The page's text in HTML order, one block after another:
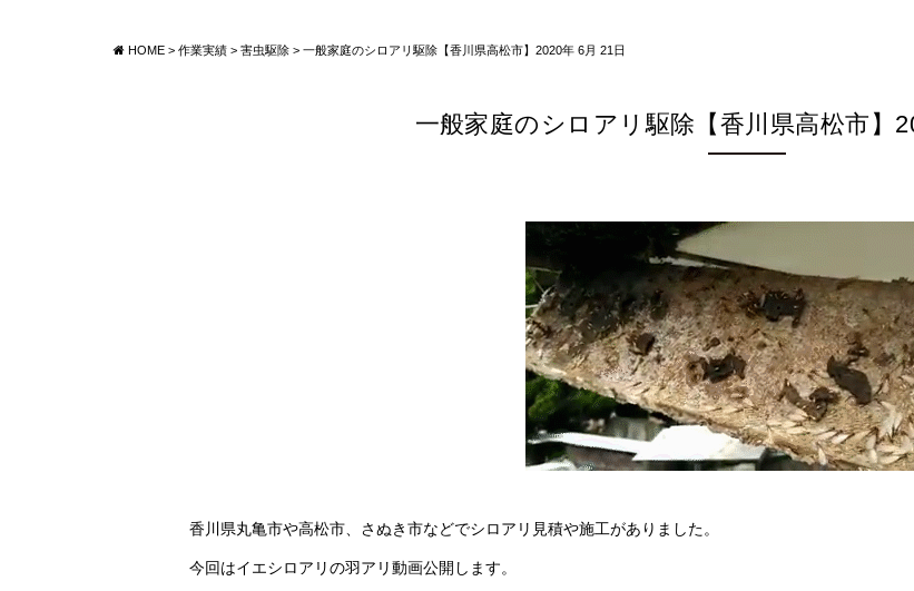
HOME > 作業実績 > 害虫駆除 > 一般家庭のシロアリ駆除【香川県高松市】2020年 6月 21日
一般家庭のシロアリ駆除【香川県高松市】
香川県丸亀市や高松市、さぬき市などでシロアリ見積や施工がありました。
今回はイエシロアリの羽アリ動画公開します。